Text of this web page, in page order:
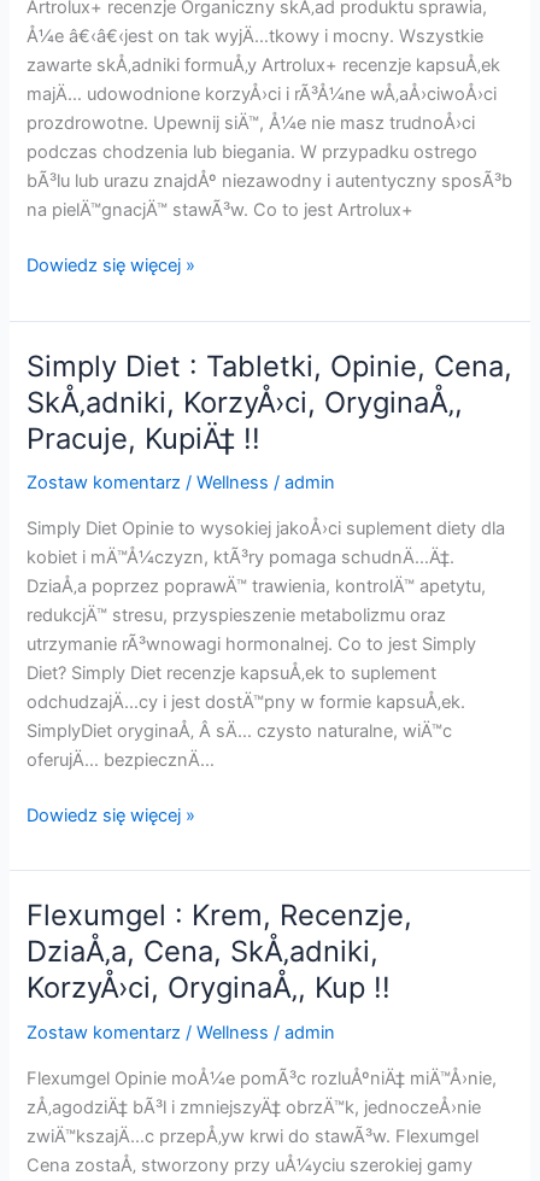
!!
Artrolux+ recenzje Organiczny skÅ‚ad produktu sprawia,
Å¼e â€‹â€‹jest on tak wyjÄ…tkowy i mocny. Wszystkie
zawarte skÅ‚adniki formuÅ‚y Artrolux+ recenzje kapsuÅ‚ek
majÄ… udowodnione korzyÅ›ci i rÃ³Å¼ne wÅ‚aÅ›ciwoÅ›ci
prozdrowotne. Upewnij siÄ™, Å¼e nie masz trudnoÅ›ci
podczas chodzenia lub biegania. W przypadku ostrego
bÃ³lu lub urazu znajdÅº niezawodny i autentyczny sposÃ³b
na pielÄ™gnacjÄ™ stawÃ³w. Co to jest Artrolux+
Artrolux+
Tabletki,
Recenzje,
Cena,
DziaÅ‚a,
KorzyÅ›ci,
OryginaÅ‚,
Kup
!!
Dowiedz się więcej »
Simply Diet : Tabletki, Opinie, Cena,
SkÅ‚adniki, KorzyÅ›ci, OryginaÅ‚,
Pracuje, KupiÄ‡ !!
Zostaw komentarz /Wellness /admin
Simply Diet Opinie to wysokiej jakoÅ›ci suplement diety dla
kobiet i mÄ™Å¼czyzn, ktÃ³ry pomaga schudnÄ…Ä‡.
DziaÅ‚a poprzez poprawÄ™ trawienia, kontrolÄ™ apetytu,
redukcjÄ™ stresu, przyspieszenie metabolizmu oraz
utrzymanie rÃ³wnowagi hormonalnej. Co to jest Simply
Diet? Simply Diet recenzje kapsuÅ‚ek to suplement
odchudzajÄ…cy i jest dostÄ™pny w formie kapsuÅ‚ek.
SimplyDiet oryginaÅ‚ Â sÄ… czysto naturalne, wiÄ™c
oferujÄ… bezpiecznÄ…
Simply
:
Tabletki,
Opinie,
Cena,
SkÅ‚adniki,
OryginaÅ‚,
Pracuje,
KupiÄ‡
!!
Dowiedz się więcej »
Flexumgel : Krem, Recenzje,
DziaÅ‚a, Cena, SkÅ‚adniki,
KorzyÅ›ci, OryginaÅ‚, Kup !!
Zostaw komentarz /Wellness /admin
Flexumgel Opinie moÅ¼e pomÃ³c rozluÅºniÄ‡ miÄ™Å›nie,
zÅ‚agodziÄ‡ bÃ³l i zmniejszyÄ‡ obrzÄ™k, jednoczeÅ›nie
zwiÄ™kszajÄ…c przepÅ‚yw krwi do stawÃ³w. Flexumgel
Cena zostaÅ‚ stworzony przy uÅ¼yciu szerokiej gamy